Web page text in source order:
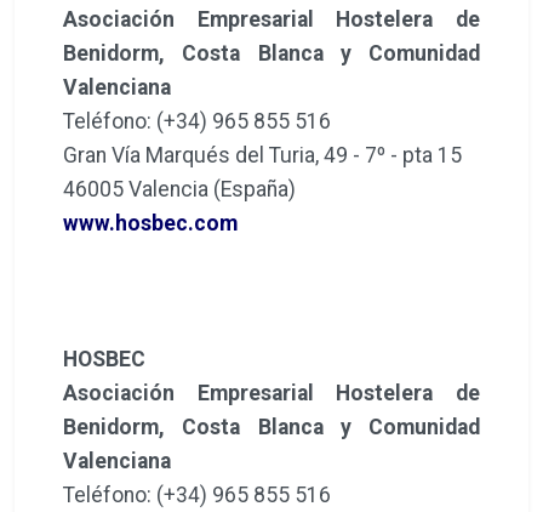
Asociación Empresarial Hostelera de
Benidorm, Costa Blanca y Comunidad
Valenciana
Teléfono: (+34) 965 855 516
Gran Vía Marqués del Turia, 49 - 7º - pta 15
46005 Valencia (España)
www.hosbec.com
HOSBEC
Asociación Empresarial Hostelera de
Benidorm, Costa Blanca y Comunidad
Valenciana
Teléfono: (+34) 965 855 516